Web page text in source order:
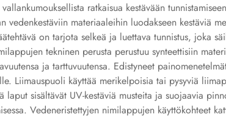
ratkaisua kestävään
vedenkestäviin materiaaleihin luodakseen kestäviä
on tarjota selkeä ja luettava tunnistus, joka
tekninen perusta perustuu synteettisiin
ja tarttuvuutensa. Edistyneet
Liimauspuoli käyttää merikelpoisia tai pysyviä
laput sisältävät UV-kestäviä musteita ja suojaavia
Vedeneristettyjen nimilappujen käyttökohteet